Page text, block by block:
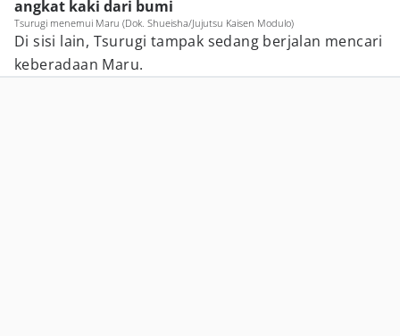
angkat kaki dari bumi
Tsurugi menemui Maru (Dok. Shueisha/Jujutsu Kaisen Modulo)
Di sisi lain, Tsurugi tampak sedang berjalan mencari
keberadaan Maru.